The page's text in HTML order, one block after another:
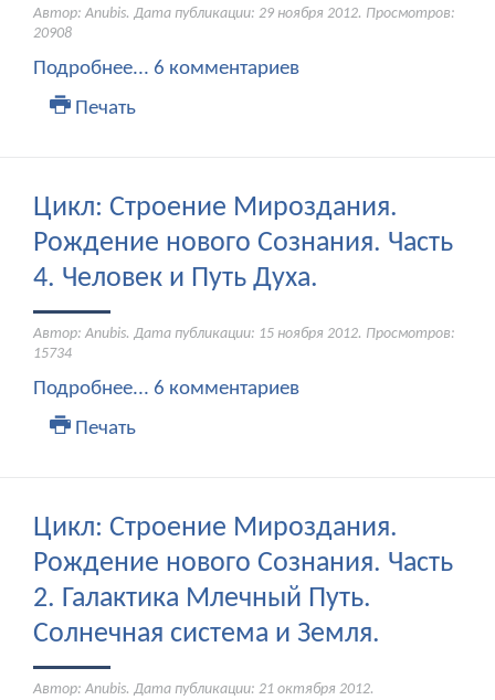
Автор: Anubis. Дата публикации: 29 ноября 2012. Просмотров:
20908
Подробнее... 6 комментариев
Печать
Цикл: Строение Мироздания.
Рождение нового Сознания. Часть
4. Человек и Путь Духа.
Автор: Anubis. Дата публикации: 15 ноября 2012. Просмотров:
15734
Подробнее... 6 комментариев
Печать
Цикл: Строение Мироздания.
Рождение нового Сознания. Часть
2. Галактика Млечный Путь.
Солнечная система и Земля.
Автор: Anubis. Дата публикации: 21 октября 2012.